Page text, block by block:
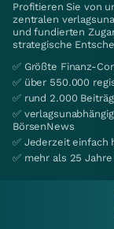
Profitieren Sie von
zentralen
und fundierten
strategische
✅ Größte Finanz-
✅ über 550.000
✅ rund 2.000
✅
BörsenNews
✅ Jederzeit einfach
✅ mehr als 25